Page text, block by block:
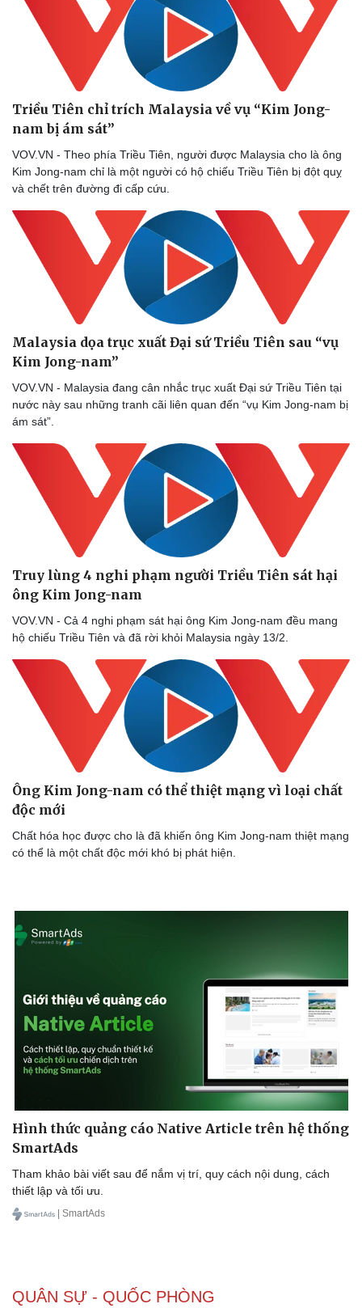
Thể thao
Bóng đá
Lịch thi đấu bóng đá
Thế giới thể thao
eSports
Hậu trường
Ô tô - Xe máy
Tư vấn
Triều Tiên chỉ trích Malaysia về vụ “Kim Jong-
nam bị ám sát”
VOV.VN - Theo phía Triều Tiên, người được Malaysia cho là ông
Kim Jong-nam chỉ là một người có hộ chiếu Triều Tiên bị đột quỵ
và chết trên đường đi cấp cứu.
Malaysia dọa trục xuất Đại sứ Triều Tiên sau “vụ
Kim Jong-nam”
VOV.VN - Malaysia đang cân nhắc trục xuất Đại sứ Triều Tiên tại
nước này sau những tranh cãi liên quan đến “vụ Kim Jong-nam bị
ám sát”.
Truy lùng 4 nghi phạm người Triều Tiên sát hại
ông Kim Jong-nam
VOV.VN - Cả 4 nghi phạm sát hại ông Kim Jong-nam đều mang
hộ chiếu Triều Tiên và đã rời khỏi Malaysia ngày 13/2.
Ông Kim Jong-nam có thể thiệt mạng vì loại chất
độc mới
Chất hóa học được cho là đã khiến ông Kim Jong-nam thiệt mạng
có thể là một chất độc mới khó bị phát hiện.
Hình thức quảng cáo Native Article trên hệ thống
SmartAds
Tham khảo bài viết sau để nắm vị trí, quy cách nội dung, cách
thiết lập và tối ưu.
| SmartAds
QUÂN SỰ - QUỐC PHÒNG